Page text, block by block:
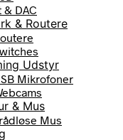
& DAC
& Routere
Udstyr
Mikrofoner
& Mus
Mus